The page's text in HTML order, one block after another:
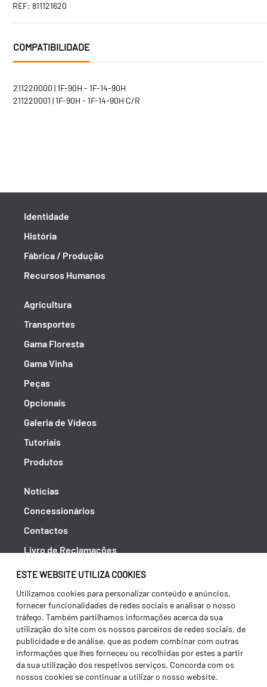
ESTE WEBSITE UTILIZA COOKIES
Utilizamos cookies para personalizar conteúdo e anúncios,
fornecer funcionalidades de redes sociais e analisar o nosso
tráfego. Também partilhamos informações acerca da sua
utilização do site com os nossos parceiros de redes sociais, de
publicidade e de análise, que as podem combinar com outras
informações que lhes forneceu ou recolhidas por estes a partir
da sua utilização dos respetivos serviços. Concorda com os
nossos cookies se continuar a utilizar o nosso website.
REF: 811121620
COMPATIBILIDADE
211220000 | 1F-90H - 1F-14-90H
211220001 | 1F-90H - 1F-14-90H C/R
Identidade
História
Fábrica / Produção
Recursos Humanos
Agricultura
Transportes
Gama Floresta
Gama Vinha
Peças
Opcionais
Galeria de Vídeos
Tutoriais
Produtos
Notícias
Concessionários
Contactos
Livro de Reclamações
Política de Privacidade
Canal de Denúncias (RGPC)
Termos e condições